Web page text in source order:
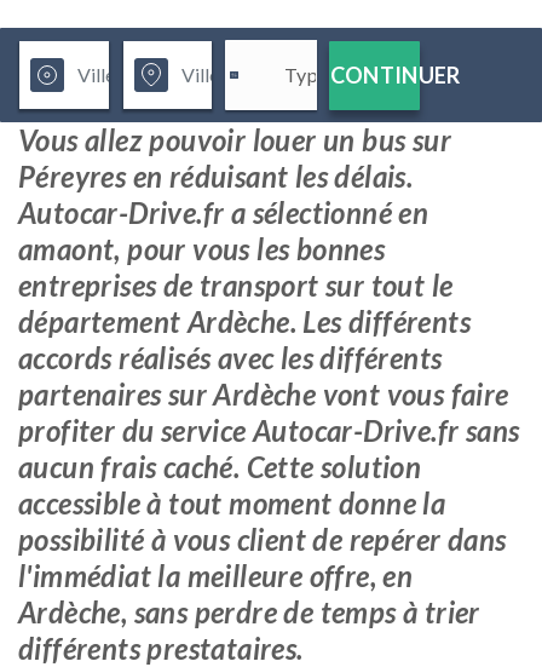
CONTINUER
Vous allez pouvoir louer un bus sur
Péreyres en réduisant les délais.
Autocar-Drive.fr a sélectionné en
amaont, pour vous les bonnes
entreprises de transport sur tout le
département Ardèche. Les différents
accords réalisés avec les différents
partenaires sur Ardèche vont vous faire
profiter du service Autocar-Drive.fr sans
aucun frais caché. Cette solution
accessible à tout moment donne la
possibilité à vous client de repérer dans
l'immédiat la meilleure offre, en
Ardèche, sans perdre de temps à trier
différents prestataires.